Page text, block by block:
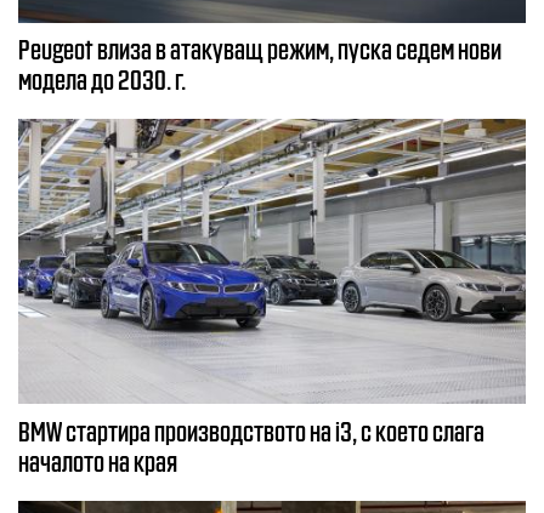
Peugeot влиза в атакуващ режим, пуска седем нови
модела до 2030. г.
BMW стартира производството на i3, с което слага
началото на края